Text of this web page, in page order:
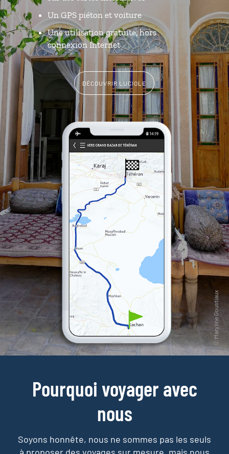
Un GPS piéton et voiture
Une utilisation gratuite, hors
connexion Internet
DÉCOUVRIR LUCIOLE
Pourquoi voyager avec
nous
Soyons honnête, nous ne sommes pas les seuls